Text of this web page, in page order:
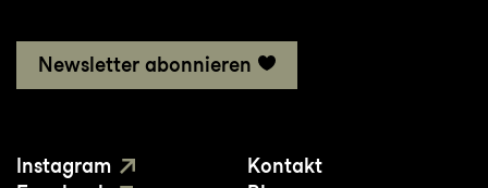
Newsletter abonnieren
Instagram
Kontakt